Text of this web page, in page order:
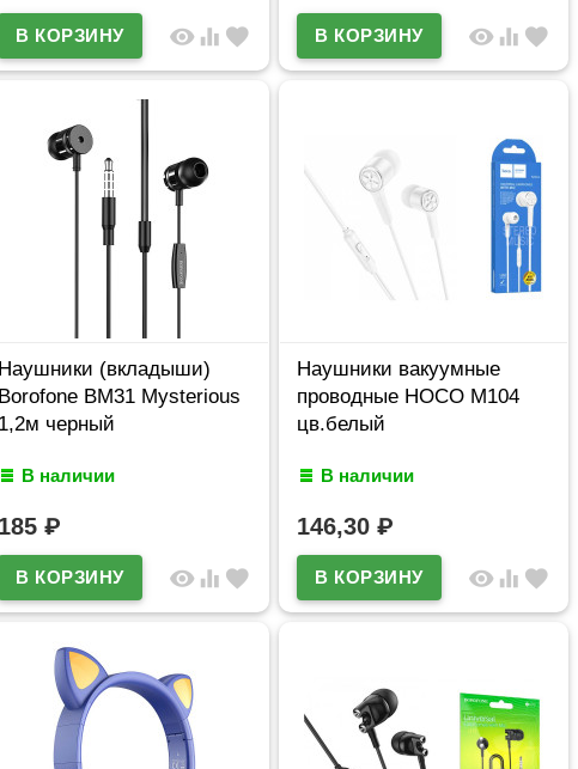
visibility equalizer favorite
visibility equalizer favorite
Наушники (вкладыши)
Borofone BM31 Mysterious
1,2м черный
В наличии
185 ₽
visibility equalizer favorite
Наушники вакуумные
проводные HOCO M104
цв.белый
В наличии
146,30₽
visibility equalizer favorite